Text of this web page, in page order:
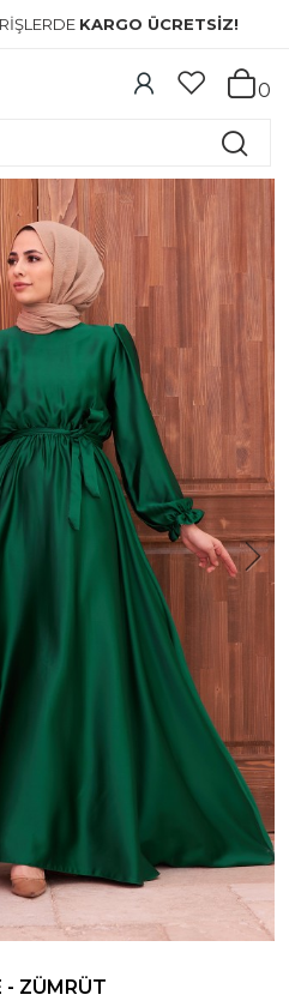
KARGO ÜCRETSİZ!
0
- ZÜMRÜT